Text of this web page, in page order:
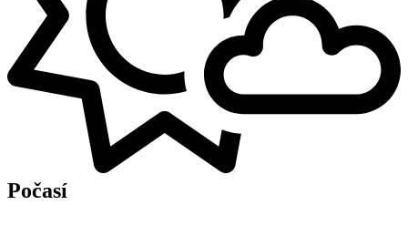
Počasí